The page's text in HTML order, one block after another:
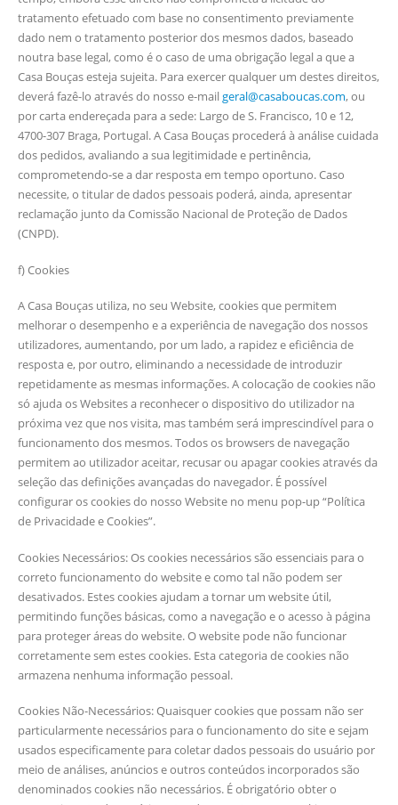
tratamento efetuado com base no consentimento previamente
dado nem o tratamento posterior dos mesmos dados, baseado
noutra base legal, como é o caso de uma obrigação legal a que a
Casa Bouças esteja sujeita. Para exercer qualquer um destes direitos,
deverá fazê-lo através do nosso e-mailgeral@casaboucas.com, ou
por carta endereçada para a sede: Largo de S. Francisco, 10 e 12,
4700-307 Braga, Portugal. A Casa Bouças procederá à análise cuidada
dos pedidos, avaliando a sua legitimidade e pertinência,
comprometendo-se a dar resposta em tempo oportuno. Caso
necessite, o titular de dados pessoais poderá, ainda, apresentar
reclamação junto da Comissão Nacional de Proteção de Dados
(CNPD).
f) Cookies
A Casa Bouças utiliza, no seu Website, cookies que permitem
melhorar o desempenho e a experiência de navegação dos nossos
utilizadores, aumentando, por um lado, a rapidez e eficiência de
resposta e, por outro, eliminando a necessidade de introduzir
repetidamente as mesmas informações. A colocação de cookies não
só ajuda os Websites a reconhecer o dispositivo do utilizador na
próxima vez que nos visita, mas também será imprescindível para o
funcionamento dos mesmos. Todos os browsers de navegação
permitem ao utilizador aceitar, recusar ou apagar cookies através da
seleção das definições avançadas do navegador. É possível
configurar os cookies do nosso Website no menu pop-up “Política
de Privacidade e Cookies”.
Cookies Necessários: Os cookies necessários são essenciais para o
correto funcionamento do website e como tal não podem ser
desativados. Estes cookies ajudam a tornar um website útil,
permitindo funções básicas, como a navegação e o acesso à página
para proteger áreas do website. O website pode não funcionar
corretamente sem estes cookies. Esta categoria de cookies não
armazena nenhuma informação pessoal.
Cookies Não-Necessários: Quaisquer cookies que possam não ser
particularmente necessários para o funcionamento do site e sejam
usados especificamente para coletar dados pessoais do usuário por
meio de análises, anúncios e outros conteúdos incorporados são
denominados cookies não necessários. É obrigatório obter o